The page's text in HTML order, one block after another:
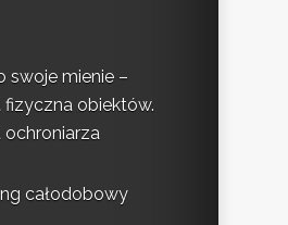
swoje mienie –
fizyczna obiektów.
ochroniarza
całodobowy